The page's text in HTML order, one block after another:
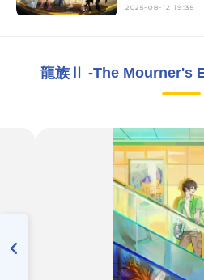
2025-08-12 19:35
龍族Ⅱ -The Mourner's